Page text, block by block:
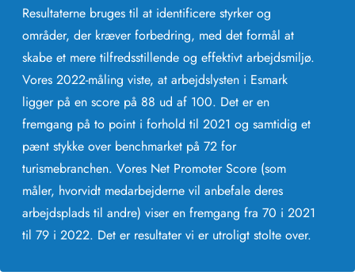
Resultaterne bruges til at identificere styrker og
områder, der kræver forbedring, med det formål at
skabe et mere tilfredsstillende og effektivt arbejdsmiljø.
Vores 2022-måling viste, at arbejdslysten i Esmark
ligger på en score på 88 ud af 100. Det er en
fremgang på to point i forhold til 2021 og samtidig et
pænt stykke over benchmarket på 72 for
turismebranchen. Vores Net Promoter Score (som
måler, hvorvidt medarbejderne vil anbefale deres
arbejdsplads til andre) viser en fremgang fra 70 i 2021
til 79 i 2022. Det er resultater vi er utroligt stolte over.